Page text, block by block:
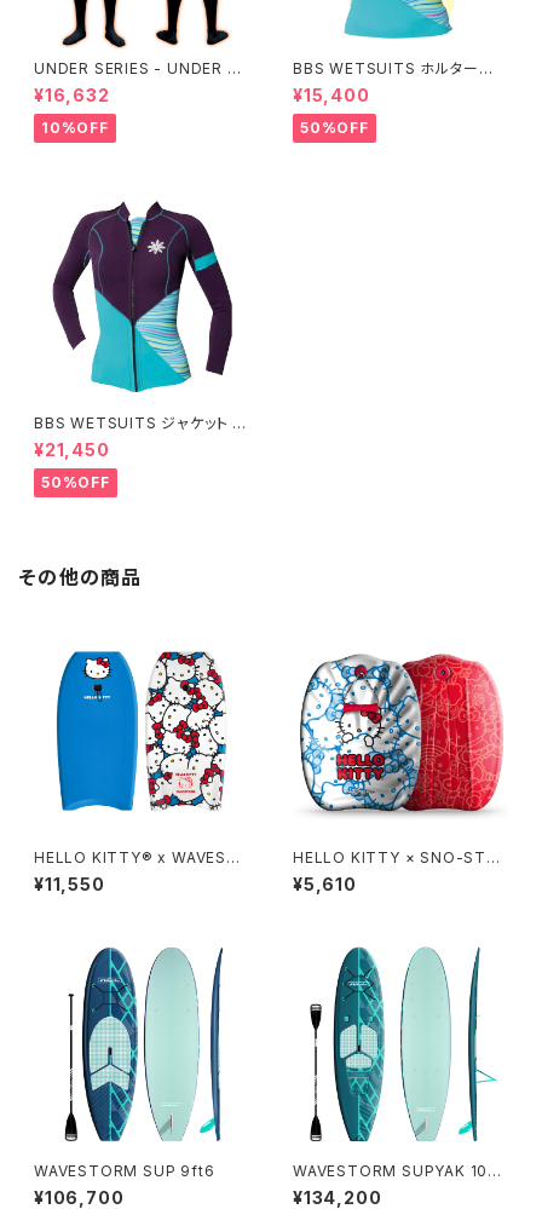
UNDER SERIES - UNDER pe
rformance ALL+即暖
¥16,632
10%OFF
BBS WETSUITS ホルターネッ
クベスト 2mm【アウトレット】
¥15,400
50%OFF
BBS WETSUITS ジャケット 2
mm【アウトレット】
¥21,450
50%OFF
その他の商品
HELLO KITTY® x WAVEST
ORM 36in Bodyboard - NA
VY BLUE
¥11,550
HELLO KITTY × SNO-STO
RM 24in
¥5,610
WAVESTORM SUP 9ft6
¥106,700
WAVESTORM SUPYAK 10ft
6
¥134,200